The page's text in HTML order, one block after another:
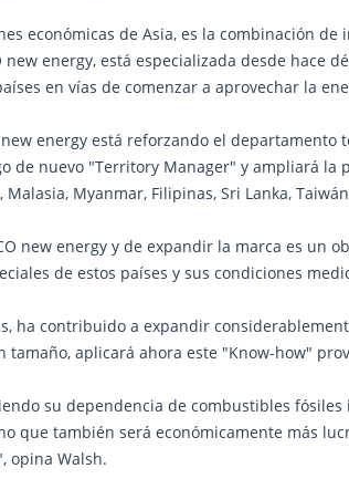
económicas de Asia, es la combinación
energy, está especializada desde hace
en vías de comenzar a aprovechar la
energy está reforzando el departamento
de nuevo "Territory Manager" y ampliará la
Myanmar, Filipinas, Sri Lanka,
new energy y de expandir la marca es un
de estos países y sus condiciones
ha contribuido a expandir
aplicará ahora este "Know-how"
su dependencia de combustibles
que también será económicamente más
opina Walsh.